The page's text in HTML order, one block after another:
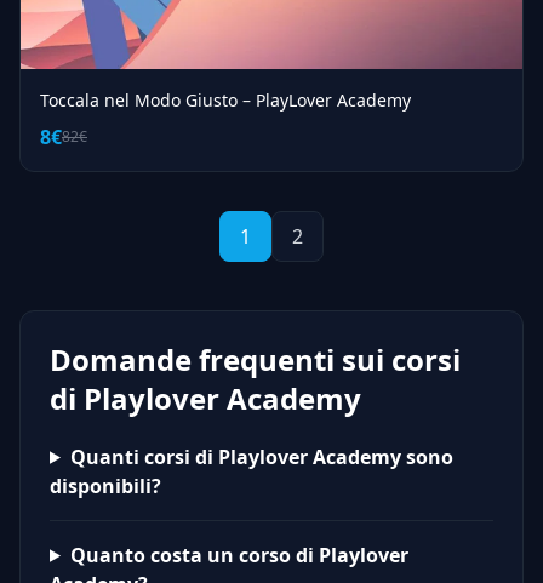
Toccala nel Modo Giusto – PlayLover Academy
8€82€
1 2
Domande frequenti sui corsi
di Playlover Academy
Quanti corsi di Playlover Academy sono
disponibili?
Quanto costa un corso di Playlover